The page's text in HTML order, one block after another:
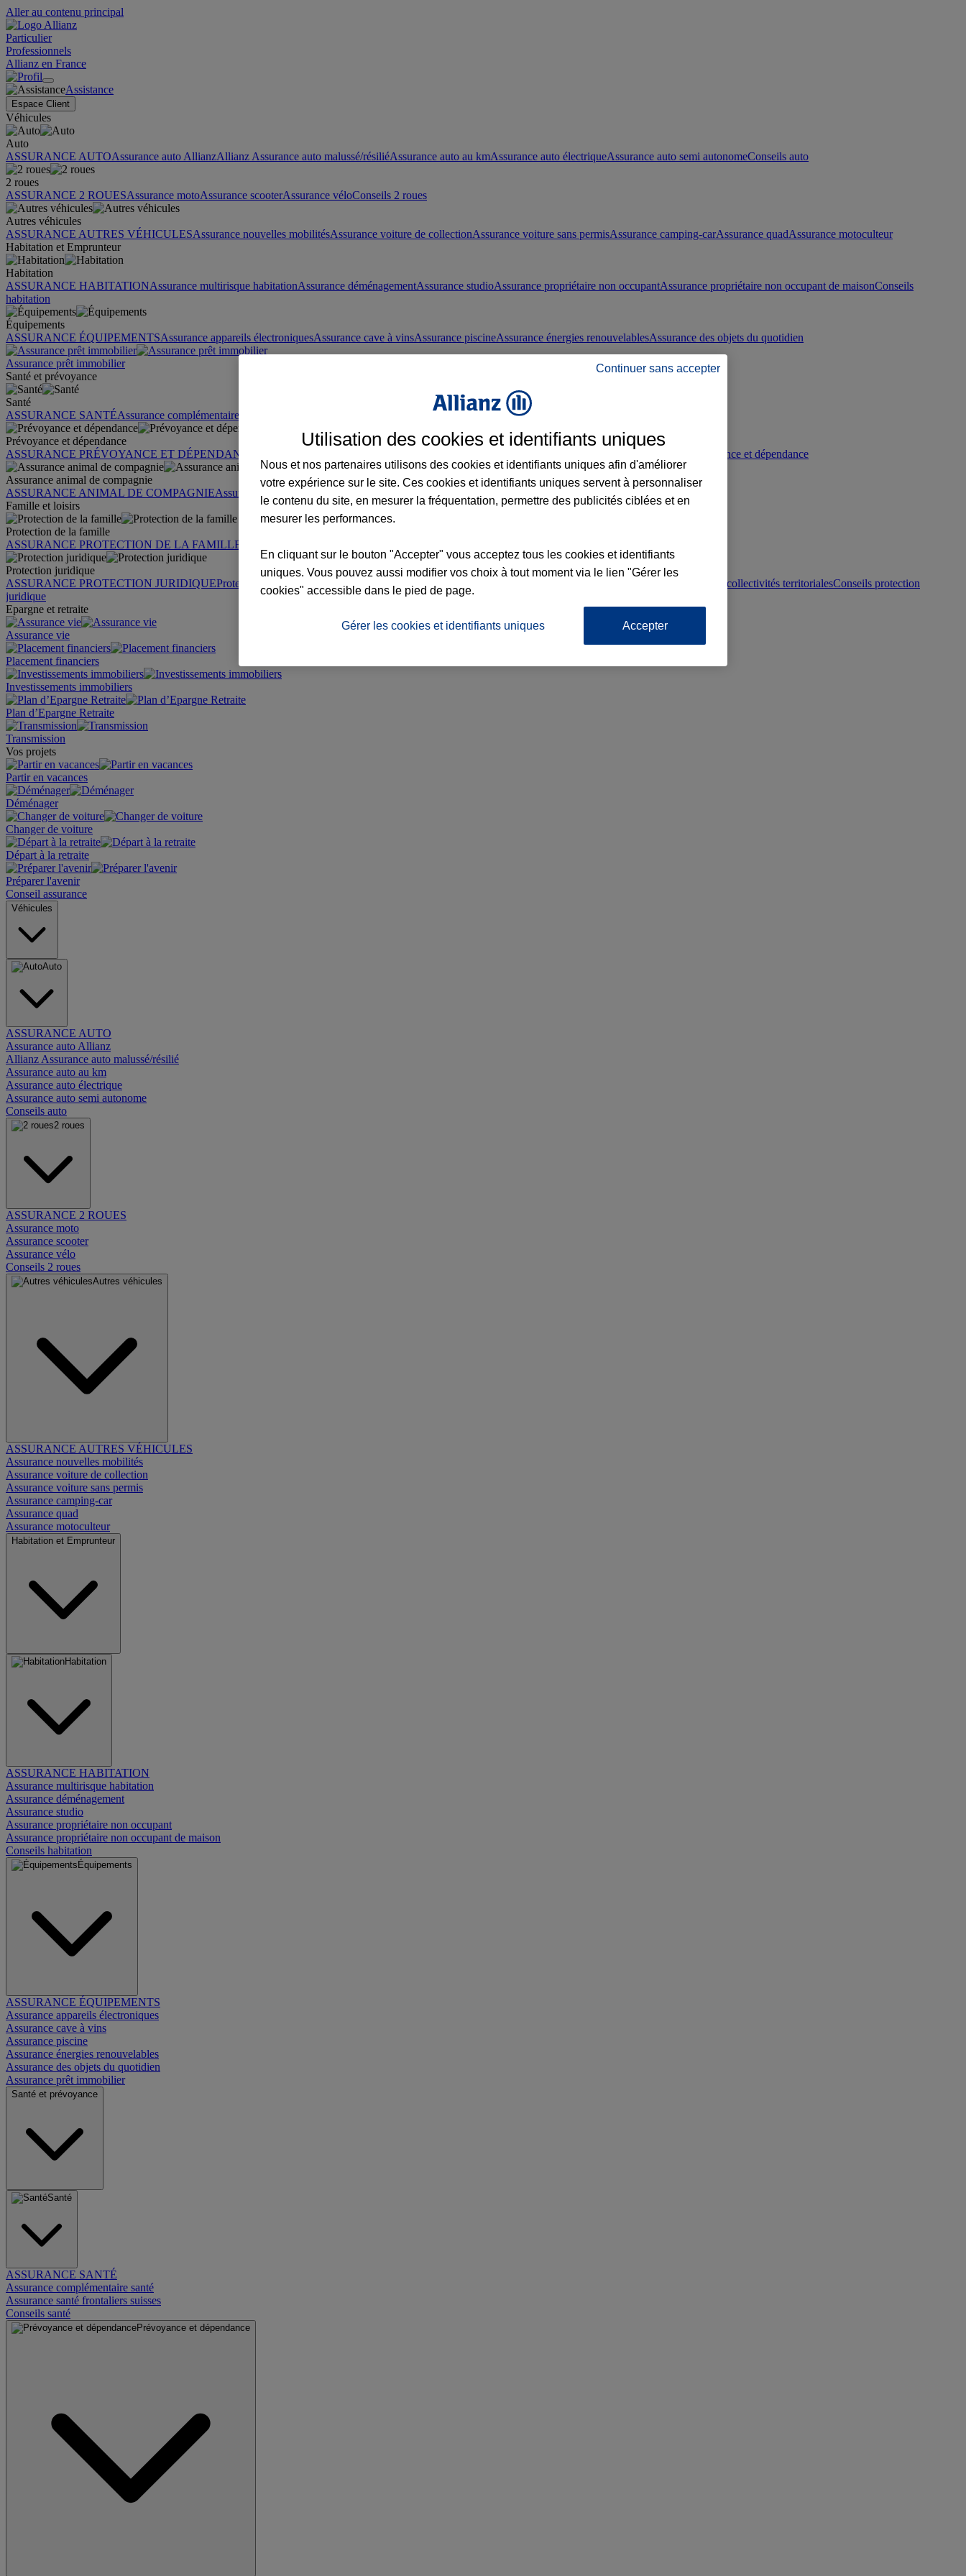
Aller au contenu principal
Particulier
Professionnels
Allianz en France
Assistance
Espace Client
Véhicules
Auto
ASSURANCE AUTOAssurance auto AllianzAllianz Assurance auto malussé/résiliéAssurance auto au kmAssurance auto électriqueAssurance auto semi autonomeConseils auto
2 roues
ASSURANCE 2 ROUESAssurance motoAssurance scooterAssurance véloConseils 2 roues
Autres véhicules
ASSURANCE AUTRES VÉHICULESAssurance nouvelles mobilitésAssurance voiture de collectionAssurance voiture sans permisAssurance camping-carAssurance quadAssurance motoculteur
Habitation et Emprunteur
Habitation
ASSURANCE HABITATIONAssurance multirisque habitationAssurance déménagementAssurance studioAssurance propriétaire non occupantAssurance propriétaire non occupant de maisonConseils
habitation
Équipements
ASSURANCE ÉQUIPEMENTSAssurance appareils électroniquesAssurance cave à vinsAssurance piscineAssurance énergies renouvelablesAssurance des objets du quotidien
Assurance prêt immobilier
Santé et prévoyance
Santé
ASSURANCE SANTÉAssurance complémentaire santé Conseils santé
Prévoyance et dépendance
ASSURANCE PRÉVOYANCE ET DÉPENDANCE
Conseils prévoyance et dépendance
Assurance animal de compagnie
ASSURANCE ANIMAL DE COMPAGNIEAssurance chien Assurance chat
Conseils animal de compagnie
Famille et loisirs
Protection de la famille
ASSURANCE PROTECTION DE LA FAMILLE
Protection juridique
ASSURANCE PROTECTION JURIDIQUEProtection juridique particuliers Protection juridique immobilière Protection juridique collectivités territorialesConseils protection
juridique
Epargne et retraite
Assurance vie
Placement financiers
Investissements immobiliers
Plan d’Epargne Retraite
Transmission
Vos projets
Partir en vacances
Déménager
Changer de voiture
Départ à la retraite
Préparer l'avenir
Conseil assurance
Véhicules
Auto
ASSURANCE AUTO
Assurance auto Allianz
Allianz Assurance auto malussé/résilié
Assurance auto au km
Assurance auto électrique
Assurance auto semi autonome
Conseils auto
2 roues
ASSURANCE 2 ROUES
Assurance moto
Assurance scooter
Assurance vélo
Conseils 2 roues
Autres véhicules
ASSURANCE AUTRES VÉHICULES
Assurance nouvelles mobilités
Assurance voiture de collection
Assurance voiture sans permis
Assurance camping-car
Assurance quad
Assurance motoculteur
Habitation et Emprunteur
Habitation
ASSURANCE HABITATION
Assurance multirisque habitation
Assurance déménagement
Assurance studio
Assurance propriétaire non occupant
Assurance propriétaire non occupant de maison
Conseils habitation
Équipements
ASSURANCE ÉQUIPEMENTS
Assurance appareils électroniques
Assurance cave à vins
Assurance piscine
Assurance énergies renouvelables
Assurance des objets du quotidien
Assurance prêt immobilier
Santé et prévoyance
Santé
ASSURANCE SANTÉ
Assurance complémentaire santé
Assurance santé frontaliers suisses
Conseils santé
Prévoyance et dépendance
Continuer sans accepter
Utilisation des cookies et identifiants uniques
Nous et nos partenaires utilisons des cookies et identifiants uniques afin d'améliorer
votre expérience sur le site. Ces cookies et identifiants uniques servent à personnaliser
le contenu du site, en mesurer la fréquentation, permettre des publicités ciblées et en
mesurer les performances.
En cliquant sur le bouton "Accepter" vous acceptez tous les cookies et identifiants
uniques. Vous pouvez aussi modifier vos choix à tout moment via le lien "Gérer les
cookies" accessible dans le pied de page.
Gérer les cookies et identifiants uniques Accepter